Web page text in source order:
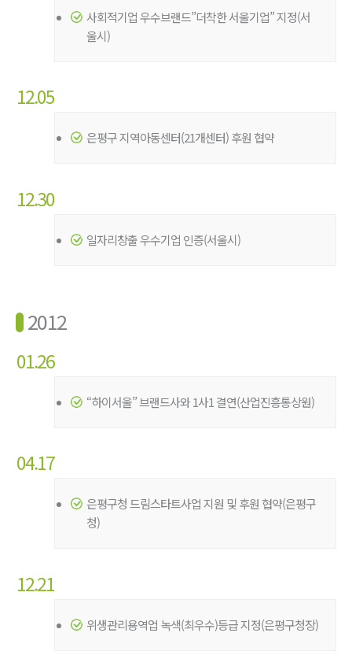
사회적기업 우수브랜드”더착한 서울기업” 지정(서
울시)
12.05
은평구 지역아동센터(21개센터) 후원 협약
12.30
일자리창출 우수기업 인증(서울시)
2012
01.26
“하이서울” 브랜드사와 1사1 결연(산업진흥통상원)
04.17
은평구청 드림스타트사업 지원 및 후원 협약(은평구
청)
12.21
위생관리용역업 녹색(최우수)등급 지정(은평구청장)